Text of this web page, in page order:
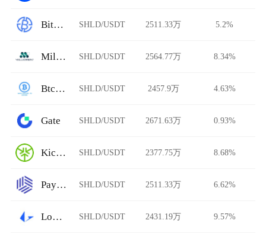
BitAsiaEx SHLD/USDT 2511.33万 5.2%
Millionero SHLD/USDT 2564.77万 8.34%
BtcTrade SHLD/USDT 2457.9万 4.63%
Gate SHLD/USDT 2671.63万 0.93%
KickEX SHLD/USDT 2377.75万 8.68%
Paymium SHLD/USDT 2511.33万 6.62%
Loopring AMM SHLD/USDT 2431.19万 9.57%